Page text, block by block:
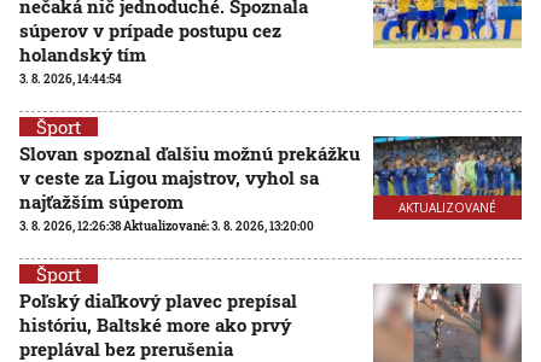
nečaká nič jednoduché. Spoznala
súperov v prípade postupu cez
holandský tím
3. 8. 2026, 14:44:54
AKTUALIZOVANÉ
Šport
Slovan spoznal ďalšiu možnú prekážku
v ceste za Ligou majstrov, vyhol sa
najťažším súperom
3. 8. 2026, 12:26:38 Aktualizované:3. 8. 2026, 13:20:00
Šport
Poľský diaľkový plavec prepísal
históriu, Baltské more ako prvý
preplával bez prerušenia